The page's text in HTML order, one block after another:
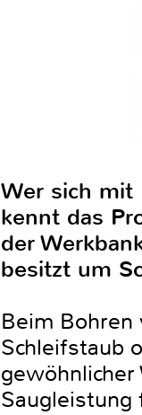
Wer sich mit
kennt das
der
besitzt um
Beim
Schleifstaub